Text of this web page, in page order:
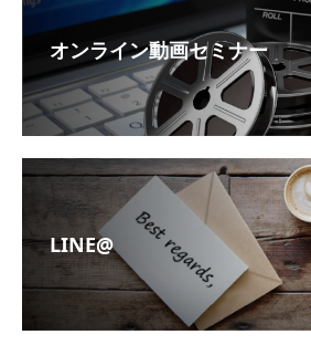
オンライン動画セミナー
LINE@